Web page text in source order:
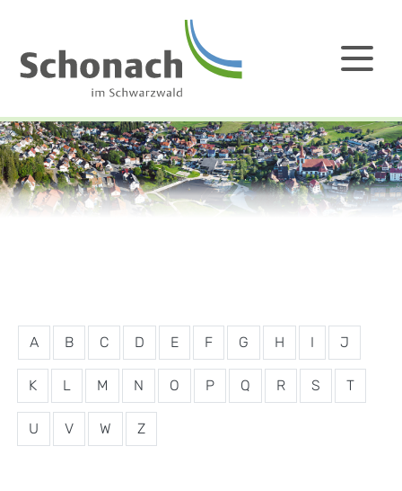
A B C D E F G H I J
K L M N O P Q R S T
U V W Z